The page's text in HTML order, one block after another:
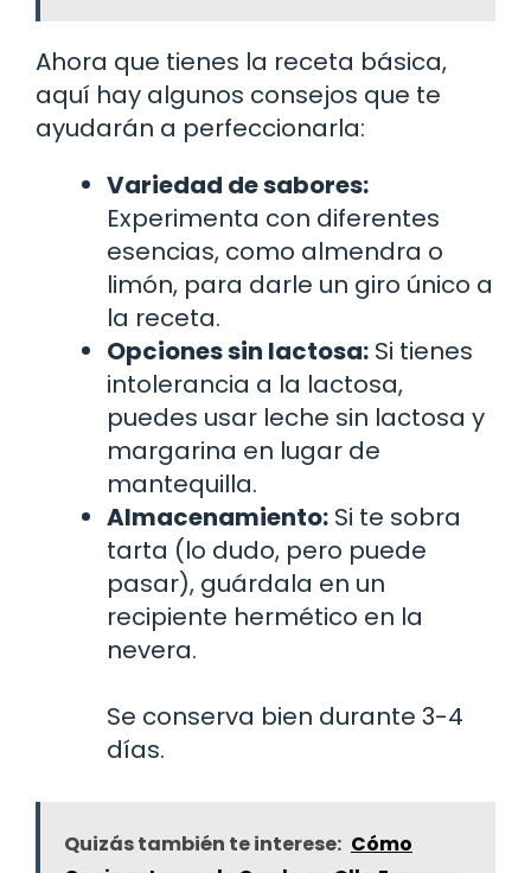
Ahora que tienes la receta básica,
aquí hay algunos consejos que te
ayudarán a perfeccionarla:
Variedad de sabores:
Experimenta con diferentes
esencias, como almendra o
limón, para darle un giro único a
la receta.
Opciones sin lactosa: Si tienes
intolerancia a la lactosa,
puedes usar leche sin lactosa y
margarina en lugar de
mantequilla.
Almacenamiento: Si te sobra
tarta (lo dudo, pero puede
pasar), guárdala en un
recipiente hermético en la
nevera.
Se conserva bien durante 3-4
días.
Quizás también te interese: Cómo